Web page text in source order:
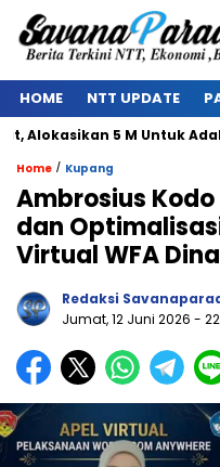
HOME NTT UPDATE
5 M Untuk Adakan
Home / Kupang
Ambrosius
dan
Virtual WFA
Redaksi
Jumat, 12 Juni 2026 -